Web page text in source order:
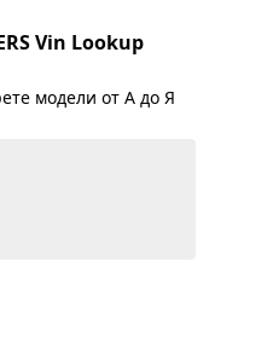
Vin Lookup
модели от А до Я